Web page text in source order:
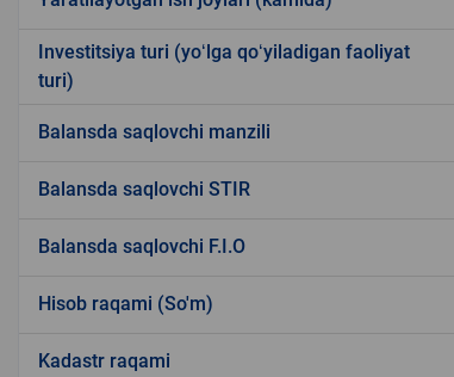
Investitsiya turi (yoʻlga qoʻyiladigan faoliyat
turi)
Balansda saqlovchi manzili
Balansda saqlovchi STIR
Balansda saqlovchi F.I.O
Hisob raqami (So'm)
Kadastr raqami